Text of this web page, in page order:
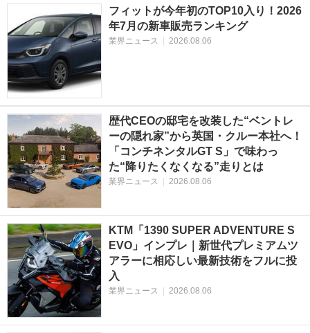
フィットが今年初のTOP10入り！2026
年7月の新車販売ランキング
業界ニュース 2026.08.06
歴代CEOの邸宅を改装した“ベントレ
ーの隠れ家”から英国・クルー本社へ！
「コンチネンタルGT S」で味わっ
た“降りたくなくなる”走りとは
業界ニュース 2026.08.06
KTM「1390 SUPER ADVENTURE S
EVO」インプレ｜新世代プレミアムツ
アラーに相応しい最新技術をフルに投
入
業界ニュース 2026.08.06